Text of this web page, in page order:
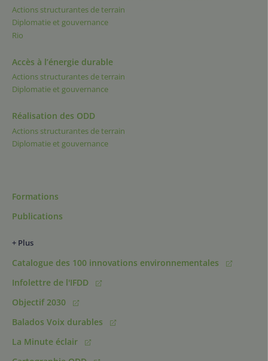
Actions structurantes de terrain
Diplomatie et gouvernance
Rio
Accès à l’énergie durable
Actions structurantes de terrain
Diplomatie et gouvernance
Réalisation des ODD
Actions structurantes de terrain
Diplomatie et gouvernance
Formations
Publications
+ Plus
Catalogue des 100 innovations environnementales
Infolettre de l'IFDD
Objectif 2030
Balados Voix durables
La Minute éclair